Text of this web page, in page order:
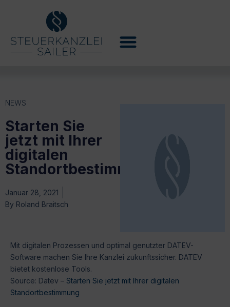
NEWS
Starten Sie
jetzt mit Ihrer
digitalen
Standortbestimmung
Januar 28, 2021
By Roland Braitsch
Mit digitalen Prozessen und optimal genutzter DATEV-
Software machen Sie Ihre Kanzlei zukunftssicher. DATEV
bietet kostenlose Tools.
Source: Datev – Starten Sie jetzt mit Ihrer digitalen
Standortbestimmung